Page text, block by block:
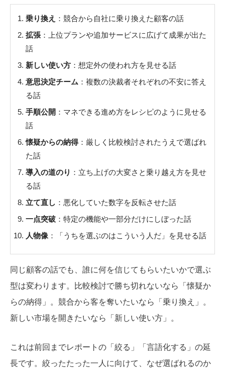
乗り換え ：競合から自社に乗り換えた顧客の話
拡張 ：上位プランや追加サービスに広げて成果が出た
話
新しい使い方 ：想定外の使われ方を見せる話
意思決定チーム ：複数の決裁者それぞれの不安に答え
る話
手順公開 ：マネできる進め方をレシピのように見せる
話
懐疑からの納得：厳しく比較検討されたうえで選ばれ
た話
導入の道のり ：立ち上げの大変さと乗り越え方を見せ
る話
立て直し ：悪化していた数字を反転させた話
一点突破 ：特定の機能や一部分だけにしぼった話
人物像 ：「うちを選ぶのはこういう人だ」を見せる話
同じ顧客の話でも、誰に何を信じてもらいたいかで選ぶ
型は変わります。比較検討で勝ち切れないなら「懐疑か
らの納得」。競合から客を奪いたいなら「乗り換え」。
新しい市場を開きたいなら「新しい使い方」。
これは前回までレポートの「絞る」「言語化する」の延
長です。絞ったたった一人に向けて、なぜ選ばれるのか